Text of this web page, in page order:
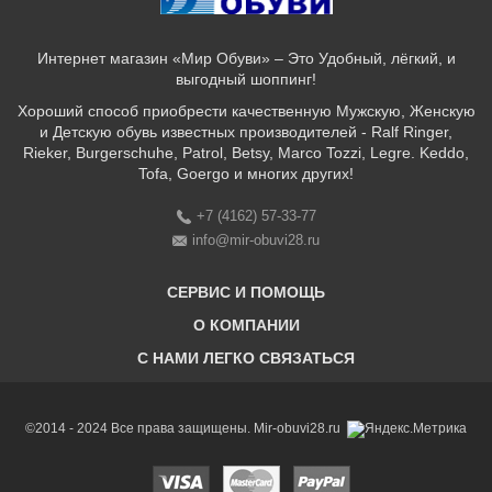
Интернет магазин «Мир Обуви» – Это Удобный, лёгкий, и
выгодный шоппинг!
Хороший способ приобрести качественную Мужскую, Женскую
и Детскую обувь известных производителей - Ralf Ringer,
Rieker, Burgerschuhe, Patrol, Betsy, Marco Tozzi, Legre. Keddo,
Tofa, Goergo и многих других!
+7 (4162) 57-33-77
info@mir-obuvi28.ru
СЕРВИС И ПОМОЩЬ
Бонусная программа
История компании
О КОМПАНИИ
Бренды
C НАМИ ЛЕГКО СВЯЗАТЬСЯ
©2014 - 2024 Все права защищены. Mir-obuvi28.ru